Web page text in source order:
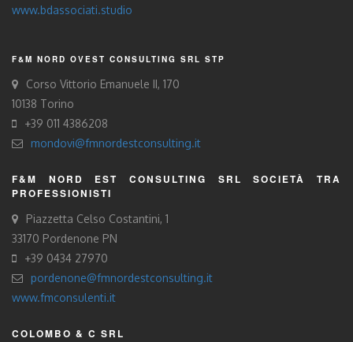
www.bdassociati.studio
F&M NORD OVEST CONSULTING SRL STP
Corso Vittorio Emanuele II, 170
10138 Torino
+39 011 4386208
mondovi@fmnordestconsulting.it
F&M NORD EST CONSULTING SRL SOCIETÀ TRA
PROFESSIONISTI
Piazzetta Celso Costantini, 1
33170 Pordenone PN
+39 0434 27970
pordenone@fmnordestconsulting.it
www.fmconsulenti.it
COLOMBO & C SRL